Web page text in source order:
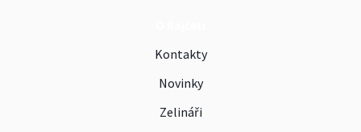
Kontakty
Novinky
Zelináři